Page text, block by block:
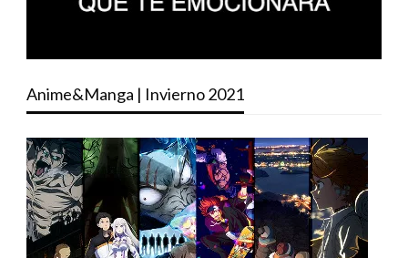
Anime&Manga | Invierno 2021